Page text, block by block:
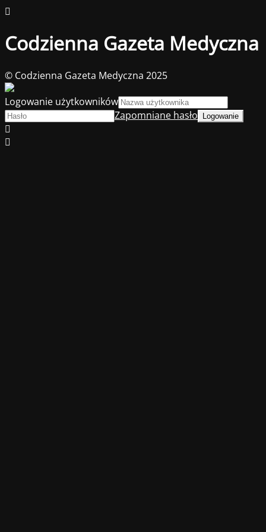
Codzienna Gazeta Medyczna
© Codzienna Gazeta Medyczna 2025
Logowanie użytkowników
Zapomniane hasło